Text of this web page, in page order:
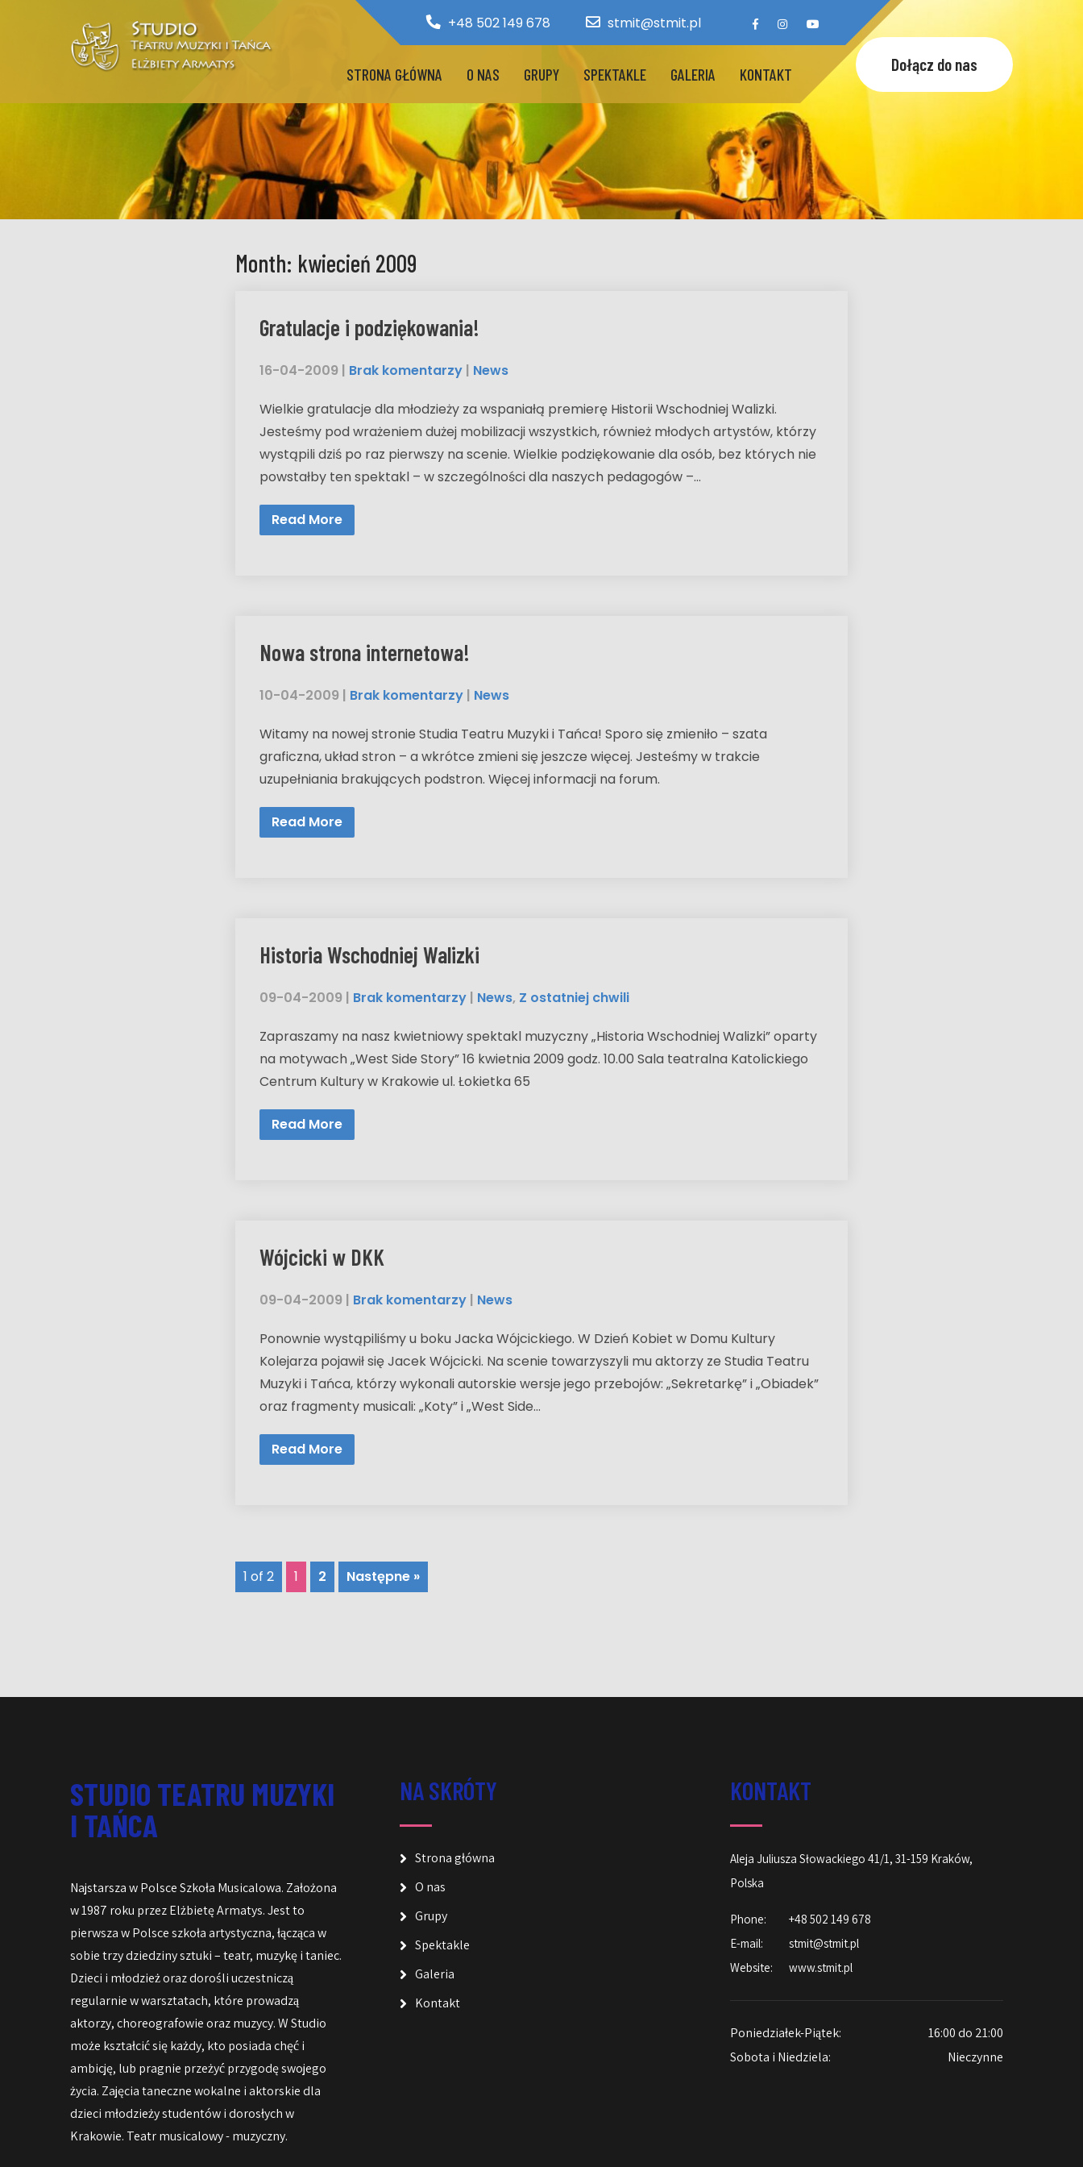
+48 502 149 678 stmit@stmit.pl
Dołącz do nas
STRONA GŁÓWNA O NAS GRUPY SPEKTAKLE GALERIA KONTAKT
Month: kwiecień 2009
Gratulacje i podziękowania!
16-04-2009 | Brak komentarzy | News
Wielkie gratulacje dla młodzieży za wspaniałą premierę Historii Wschodniej Walizki.
Jesteśmy pod wrażeniem dużej mobilizacji wszystkich, również młodych artystów, którzy
wystąpili dziś po raz pierwszy na scenie. Wielkie podziękowanie dla osób, bez których nie
powstałby ten spektakl – w szczególności dla naszych pedagogów –…
Read More
Nowa strona internetowa!
10-04-2009 | Brak komentarzy | News
Witamy na nowej stronie Studia Teatru Muzyki i Tańca! Sporo się zmieniło – szata
graficzna, układ stron – a wkrótce zmieni się jeszcze więcej. Jesteśmy w trakcie
uzupełniania brakujących podstron. Więcej informacji na forum.
Read More
Historia Wschodniej Walizki
09-04-2009 | Brak komentarzy | News, Z ostatniej chwili
Zapraszamy na nasz kwietniowy spektakl muzyczny „Historia Wschodniej Walizki” oparty
na motywach „West Side Story” 16 kwietnia 2009 godz. 10.00 Sala teatralna Katolickiego
Centrum Kultury w Krakowie ul. Łokietka 65
Read More
Wójcicki w DKK
09-04-2009 | Brak komentarzy | News
Ponownie wystąpiliśmy u boku Jacka Wójcickiego. W Dzień Kobiet w Domu Kultury
Kolejarza pojawił się Jacek Wójcicki. Na scenie towarzyszyli mu aktorzy ze Studia Teatru
Muzyki i Tańca, którzy wykonali autorskie wersje jego przebojów: „Sekretarkę” i „Obiadek”
oraz fragmenty musicali: „Koty” i „West Side…
Read More
1 of 2 1 2 Następne »
STUDIO TEATRU MUZYKI
I TAŃCA
Najstarsza w Polsce Szkoła Musicalowa. Założona
w 1987 roku przez Elżbietę Armatys. Jest to
pierwsza w Polsce szkoła artystyczna, łącząca w
sobie trzy dziedziny sztuki – teatr, muzykę i taniec.
Dzieci i młodzież oraz dorośli uczestniczą
regularnie w warsztatach, które prowadzą
aktorzy, choreografowie oraz muzycy. W Studio
może kształcić się każdy, kto posiada chęć i
ambicję, lub pragnie przeżyć przygodę swojego
życia. Zajęcia taneczne wokalne i aktorskie dla
dzieci młodzieży studentów i dorosłych w
Krakowie. Teatr musicalowy - muzyczny.
NA SKRÓTY
Strona główna
O nas
Grupy
Spektakle
Galeria
Kontakt
KONTAKT
Aleja Juliusza Słowackiego 41/1, 31-159 Kraków,
Polska
Phone:
+48 502 149 678
E-mail:
stmit@stmit.pl
Website:
www.stmit.pl
Poniedziałek-Piątek:
16:00 do 21:00
Sobota i Niedziela:
Nieczynne